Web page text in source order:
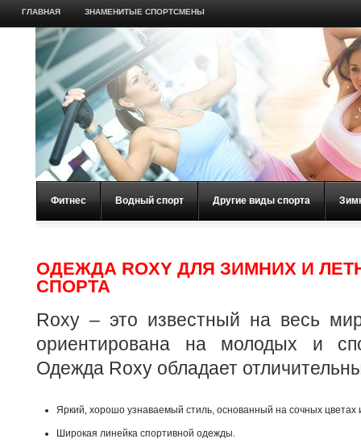
ГЛАВНАЯ ЗНАМЕНИТЫЕ СПОРТСМЕНЫ
Фитнес Водный спорт Другие виды спорта
ОДЕЖДА ROXY ДЛЯ ЗИМНИХ И
СПОРТА
Roxy – это известный на весь
ориентирована на молодых и
Одежда Roxy обладает
Яркий, хорошо узнаваемый стиль, основанный на сочных цветах
Широкая линейка спортивной одежды.